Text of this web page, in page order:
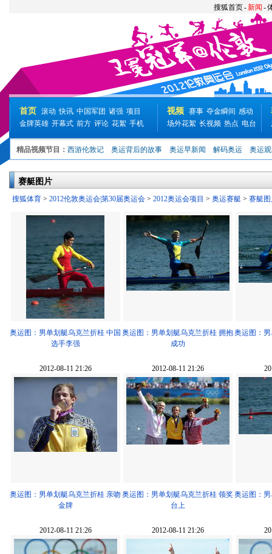
搜狐首页-新闻 -
首页 滚动 快讯 中国军团 诸强 项目
金牌英雄 开幕式 前方 评论 花絮 手机
视频 赛事 夺金瞬间 感动
场外花絮 长视频 热点 电台
精品视频节目： 西游伦敦记 奥运背后的故事 奥运早新闻 解码奥运 奥运
赛艇图片
搜狐体育 > 2012伦敦奥运会|第30届奥运会 > 2012奥运会项目 > 奥运赛艇 > 赛艇
奥运图：男单划艇乌克兰折桂 中国
选手李强
2012-08-11 21:26
奥运图：男单划艇乌克兰折桂 拥抱
成功
2012-08-11 21:26
奥运图：
奥运图：男单划艇乌克兰折桂 亲吻
金牌
2012-08-11 21:26
奥运图：男单划艇乌克兰折桂 领奖
台上
2012-08-11 21:26
奥运图：